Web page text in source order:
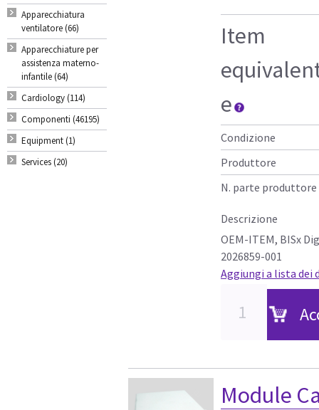
Apparecchiatura
ventilatore (66)
Apparecchiature per
assistenza materno-
infantile (64)
Cardiology (114)
Componenti (46195)
Equipment (1)
Services (20)
Item
e
Condizione
Produttore
N. parte produttore
Descrizione
OEM-ITEM, BISx
2026859-001
Aggiungi a lista dei
Module